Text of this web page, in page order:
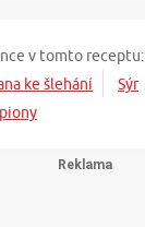
v tomto receptu:
ke šlehání Sýr